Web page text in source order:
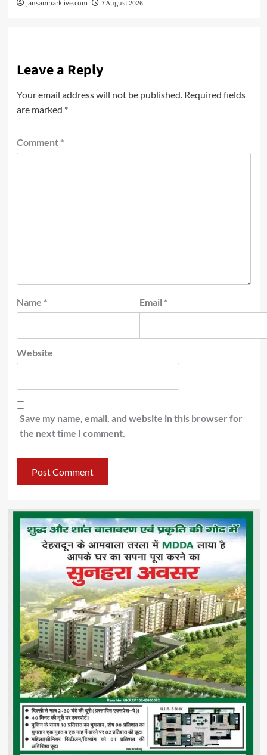
jansamparklive.com 7 August 2026
Leave a Reply
Your email address will not be published. Required fields
are marked *
Comment *
Name * Email *
Website
Save my name, email, and website in this browser for
the next time I comment.